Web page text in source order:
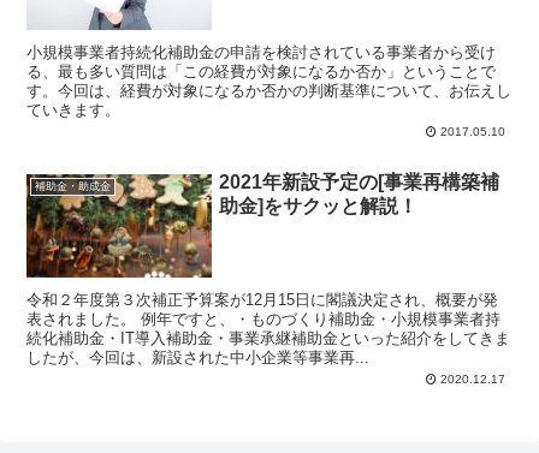
小規模事業者持続化補助金の申請を検討されている事業者から受け
る、最も多い質問は「この経費が対象になるか否か」ということで
す。今回は、経費が対象になるか否かの判断基準について、お伝えし
ていきます。
2017.05.10
補助金・助成金
2021年新設予定の[事業再構築補
助金]をサクッと解説！
令和２年度第３次補正予算案が12月15日に閣議決定され、概要が発
表されました。 例年ですと、・ものづくり補助金・小規模事業者持
続化補助金・IT導入補助金・事業承継補助金といった紹介をしてきま
したが、今回は、新設された中小企業等事業再...
2020.12.17